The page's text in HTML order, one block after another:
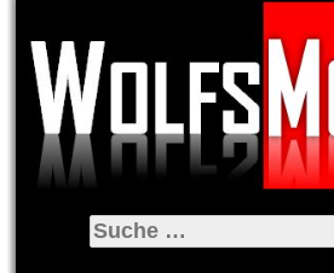
Suche
nach: